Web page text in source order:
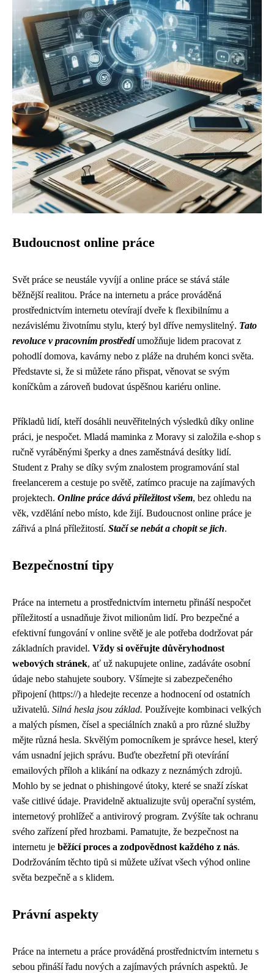
Budoucnost online práce
Svět práce se neustále vyvíjí a online práce se stává stále
běžnější realitou. Práce na internetu a práce prováděná
prostřednictvím internetu otevírají dveře k flexibilnímu a
nezávislému životnímu stylu, který byl dříve nemyslitelný. Tato
revoluce v pracovním prostředíumožňuje lidem pracovat z
pohodlí domova, kavárny nebo z pláže na druhém konci světa.
Představte si, že si můžete ráno přispat, věnovat se svým
koníčkům a zároveň budovat úspěšnou kariéru online.
Příkladů lidí, kteří dosáhli neuvěřitelných výsledků díky online
práci, je nespočet. Mladá maminka z Moravy si založila e-shop s
ručně vyráběnými šperky a dnes zaměstnává desítky lidí.
Student z Prahy se díky svým znalostem programování stal
freelancerem a cestuje po světě, zatímco pracuje na zajímavých
projektech. Online práce dává příležitost všem, bez ohledu na
věk, vzdělání nebo místo, kde žijí. Budoucnost online práce je
zářivá a plná příležitostí. Stačí se nebát a chopit se jich.
Bezpečnostní tipy
Práce na internetu a prostřednictvím internetu přináší nespočet
příležitostí a usnadňuje život milionům lidí. Pro bezpečné a
efektivní fungování v online světě je ale potřeba dodržovat pár
základních pravidel. Vždy si ověřujte důvěryhodnost
webových stránek, ať už nakupujete online, zadáváte osobní
údaje nebo stahujete soubory. Všímejte si zabezpečeného
připojení (https://) a hledejte recenze a hodnocení od ostatních
uživatelů. Silná hesla jsou základ. Používejte kombinaci velkých
a malých písmen, čísel a speciálních znaků a pro různé služby
mějte různá hesla. Skvělým pomocníkem je správce hesel, který
vám usnadní jejich správu. Buďte obezřetní při otevírání
emailových příloh a klikání na odkazy z neznámých zdrojů.
Mohlo by se jednat o phishingové útoky, které se snaží získat
vaše citlivé údaje. Pravidelně aktualizujte svůj operační systém,
internetový prohlížeč a antivirový program. Zvýšíte tak ochranu
svého zařízení před hrozbami. Pamatujte, že bezpečnost na
internetu je běžící proces a zodpovědnost každého z nás.
Dodržováním těchto tipů si můžete užívat všech výhod online
světa bezpečně a s klidem.
Právní aspekty
Práce na internetu a práce prováděná prostřednictvím internetu s
sebou přináší řadu nových a zajímavých právních aspektů. Je